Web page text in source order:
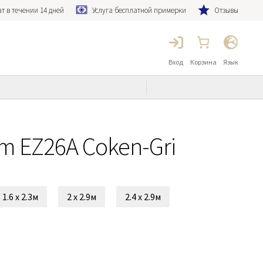
в течении 14 дней Услуга бесплатной примерки Отзывы
Вход Корзина Язык
EZ26A Coken-Gri
1.6 x 2.3м 2 x 2.9м 2.4 x 2.9м